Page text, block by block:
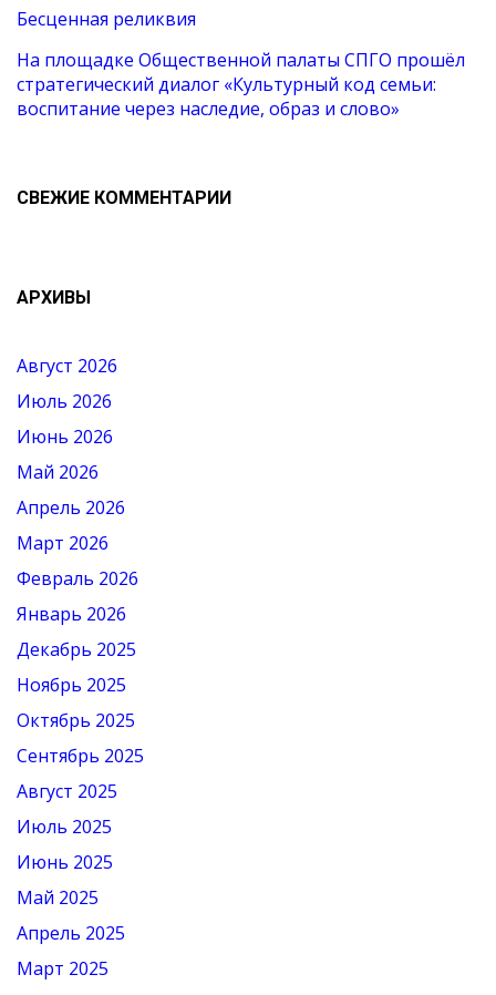
Бесценная реликвия
На площадке Общественной палаты СПГО прошёл
стратегический диалог «Культурный код семьи:
воспитание через наследие, образ и слово»
СВЕЖИЕ КОММЕНТАРИИ
АРХИВЫ
Август 2026
Июль 2026
Июнь 2026
Май 2026
Апрель 2026
Март 2026
Февраль 2026
Январь 2026
Декабрь 2025
Ноябрь 2025
Октябрь 2025
Сентябрь 2025
Август 2025
Июль 2025
Июнь 2025
Май 2025
Апрель 2025
Март 2025